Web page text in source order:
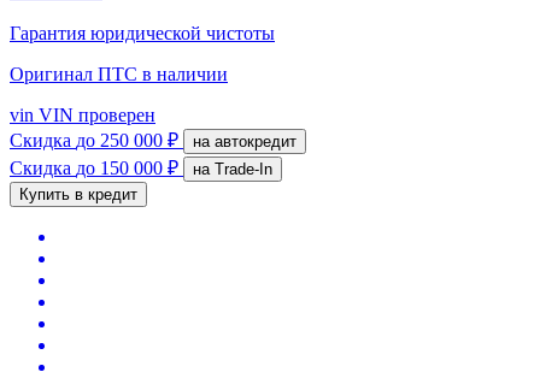
Гарантия юридической чистоты
Оригинал ПТС в наличии
vin VIN проверен
Скидка до 250 000 ₽ на автокредит
Скидка до 150 000 ₽
на Trade-In
Купить в кредит